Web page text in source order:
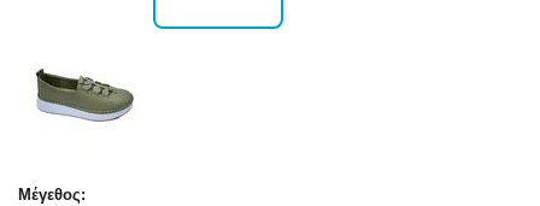
Μέγεθος: